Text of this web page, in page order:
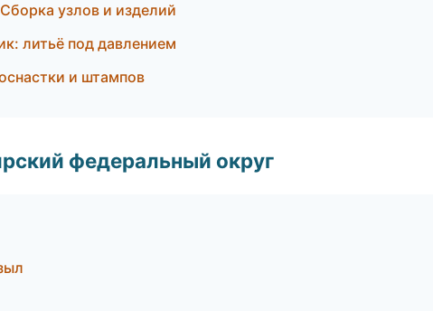
узлов и изделий
литьё под давлением
и штампов
федеральный округ